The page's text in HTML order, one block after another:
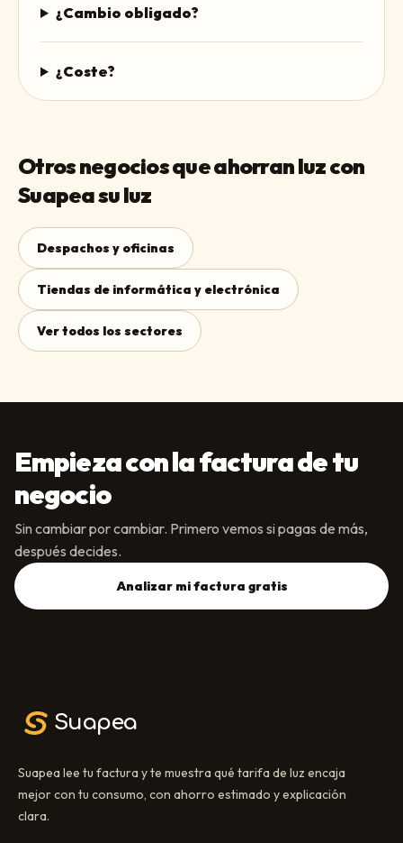
¿Cambio obligado?
¿Coste?
Otros negocios que ahorran luz con
Suapea su luz
Despachos y oficinas
Tiendas de informática y electrónica
Ver todos los sectores
Empieza con la factura de tu
negocio
Sin cambiar por cambiar. Primero vemos si pagas de más,
después decides.
Analizar mi factura gratis
Suapea
Suapea lee tu factura y te muestra qué tarifa de luz encaja
mejor con tu consumo, con ahorro estimado y explicación
clara.